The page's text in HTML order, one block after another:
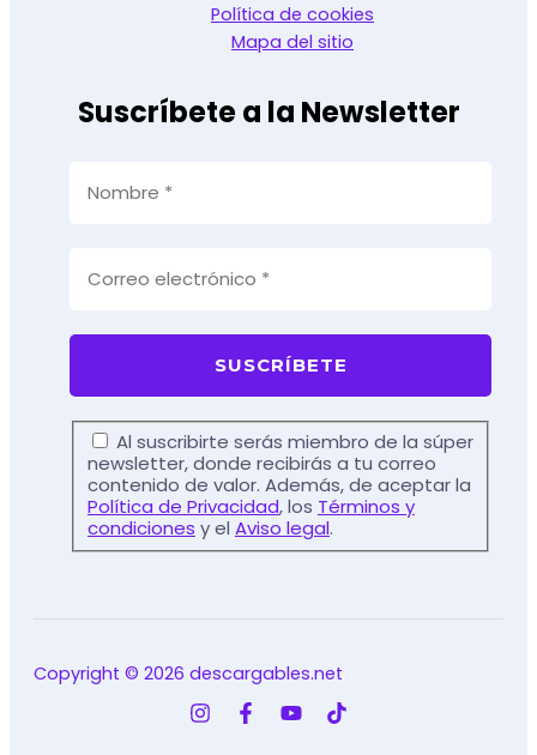
Política de cookies
Mapa del sitio
Suscríbete a la Newsletter
Al suscribirte serás miembro de la súper
newsletter, donde recibirás a tu correo
contenido de valor. Además, de aceptar la
Política de Privacidad, los Términos y
condiciones y el Aviso legal.
Copyright © 2026 descargables.net